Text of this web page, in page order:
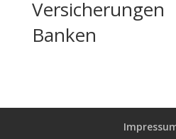
Versicherungen
Banken